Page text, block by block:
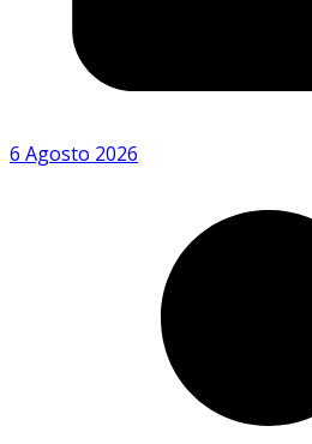
6 Agosto 2026